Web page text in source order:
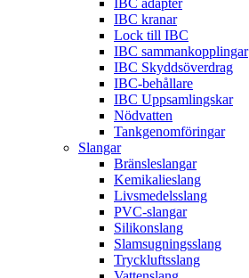
IBC adapter
IBC kranar
Lock till IBC
IBC sammankopplingar
IBC Skyddsöverdrag
IBC-behållare
IBC Uppsamlingskar
Nödvatten
Tankgenomföringar
Slangar
Bränsleslangar
Kemikalieslang
Livsmedelsslang
PVC-slangar
Silikonslang
Slamsugningsslang
Tryckluftsslang